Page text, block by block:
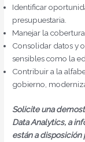
Identificar
presupuestaria.
Manejar la
Consolidar datos y
sensibles como la
Contribuir a la
gobierno,
Solicite una
Data Analytics, a
están a disposición